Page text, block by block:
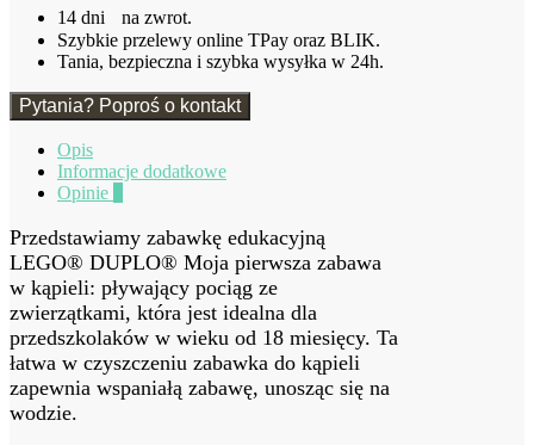
14 dni na zwrot.
Szybkie przelewy online TPay oraz BLIK.
Tania, bezpieczna i szybka wysyłka w 24h.
Pytania? Poproś o kontakt
Opis
Informacje dodatkowe
Opinie
Przedstawiamy zabawkę edukacyjną
LEGO® DUPLO® Moja pierwsza zabawa
w kąpieli: pływający pociąg ze
zwierzątkami, która jest idealna dla
przedszkolaków w wieku od 18 miesięcy. Ta
łatwa w czyszczeniu zabawka do kąpieli
zapewnia wspaniałą zabawę, unosząc się na
wodzie.